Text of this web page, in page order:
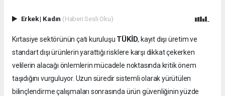
Erkek| Kadın (Haberi Sesli Oku)
Kırtasiye sektörünün çatı kuruluşu TÜKİD, kayıt dışı üretim ve
standart dışı ürünlerin yarattığı risklere karşı dikkat çekerken
velilerin alacağı önlemlerin mücadele noktasında kritik önem
taşıdığını vurguluyor. Uzun süredir sistemli olarak yürütülen
bilinçlendirme çalışmaları sonrasında ürün güvenliğinin yüzde